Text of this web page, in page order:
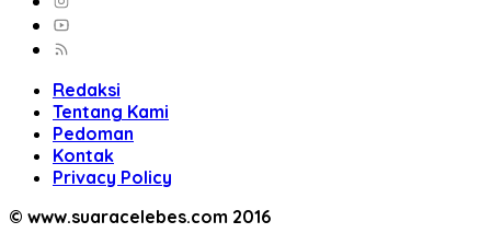
Redaksi
Tentang Kami
Pedoman
Kontak
Privacy Policy
© www.suaracelebes.com 2016